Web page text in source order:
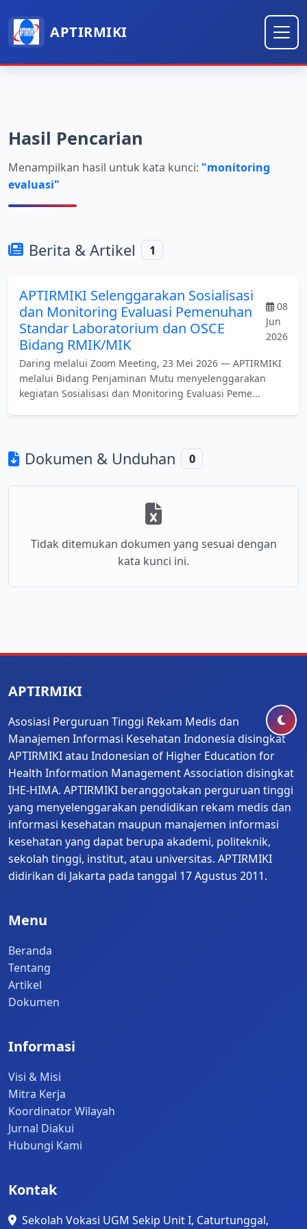
APTIRMIKI
Hasil Pencarian
Menampilkan hasil untuk kata kunci: "monitoring
evaluasi"
Berita & Artikel 1
APTIRMIKI Selenggarakan Sosialisasi
dan Monitoring Evaluasi Pemenuhan
Standar Laboratorium dan OSCE
Bidang RMIK/MIK
08
Jun
2026
Daring melalui Zoom Meeting, 23 Mei 2026 — APTIRMIKI
melalui Bidang Penjaminan Mutu menyelenggarakan
kegiatan Sosialisasi dan Monitoring Evaluasi Peme...
Dokumen & Unduhan 0
Tidak ditemukan dokumen yang sesuai dengan
kata kunci ini.
APTIRMIKI
Asosiasi Perguruan Tinggi Rekam Medis dan
Manajemen Informasi Kesehatan Indonesia disingkat
APTIRMIKI atau Indonesian of Higher Education for
Health Information Management Association disingkat
IHE-HIMA. APTIRMIKI beranggotakan perguruan tinggi
yang menyelenggarakan pendidikan rekam medis dan
informasi kesehatan maupun manajemen informasi
kesehatan yang dapat berupa akademi, politeknik,
sekolah tinggi, institut, atau universitas. APTIRMIKI
didirikan di Jakarta pada tanggal 17 Agustus 2011.
Menu
Beranda
Tentang
Artikel
Dokumen
Informasi
Visi & Misi
Mitra Kerja
Koordinator Wilayah
Jurnal Diakui
Hubungi Kami
Kontak
Sekolah Vokasi UGM Sekip Unit I, Caturtunggal,